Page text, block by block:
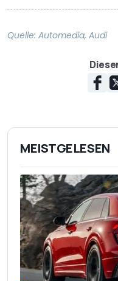
Quelle: Automedia, Audi
MEISTGELESEN